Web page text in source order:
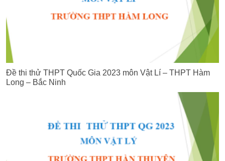
Đề thi thử THPT Quốc Gia 2023 môn Vật Lí – THPT Hàm
Long – Bắc Ninh